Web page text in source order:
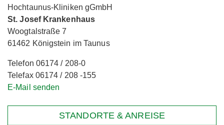
Hochtaunus-Kliniken gGmbH
St. Josef Krankenhaus
Woogtalstraße 7
61462 Königstein im Taunus
Telefon 06174 / 208-0
Telefax 06174 / 208 -155
E-Mail senden
STANDORTE & ANREISE